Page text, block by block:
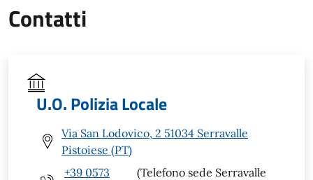
Contatti
U.O. Polizia Locale
Via San Lodovico, 2 51034 Serravalle
Pistoiese (PT)
+39 0573
(Telefono sede Serravalle